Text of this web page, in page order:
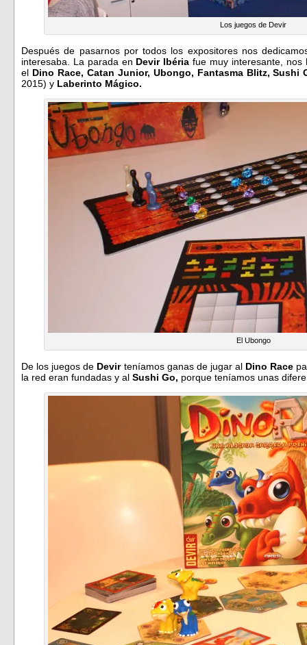
Los juegos de Devir
Después de pasarnos por todos los expositores nos
interesaba. La parada en Devir Ibéria fue muy interesante, nos
el Dino Race, Catan Junior, Ubongo, Fantasma Blitz, Sushi
2015) y Laberinto Mágico.
El Ubongo
De los juegos de Devirteníamos ganas de jugar alDino Race
la red eran fundadas y al Sushi Go, porque teníamos unas